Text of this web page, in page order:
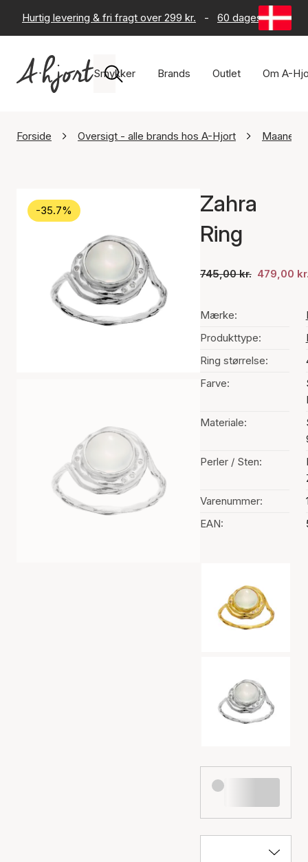
Hurtig levering & fri fragt over 299 kr. - 60 dages returret
Smykker Brands Outlet Om A-
Forside Oversigt - alle brands hos A-Hjort
-35.7%
Zahra
Ring
745,00 kr. 479,00
Mærke:
Produkttype:
Ring størrelse:
Farve:
Materiale:
Perler / Sten:
Varenummer:
EAN: